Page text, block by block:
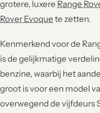
grotere, luxere Range
Rover Evoque te zetten.
Kenmerkend voor de
is de gelijkmatige
benzine, waarbij het
groot is voor een model
overwegend de vijfdeurs